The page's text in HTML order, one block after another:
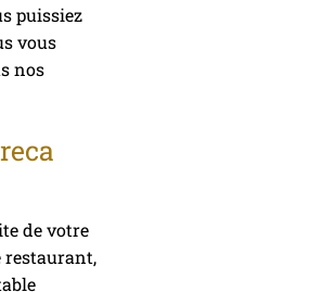
puissiez
vous
nos
de votre
restaurant,